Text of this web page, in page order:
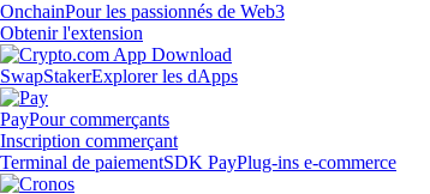
OnchainPour les passionnés de Web3
Obtenir l'extension
SwapStakerExplorer les dApps
PayPour commerçants
Inscription commerçant
Terminal de paiementSDK PayPlug-ins e-commerce